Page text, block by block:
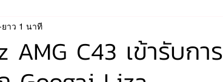
MASERATI
HONDA VOLKSWAGEN
AMG C43 เข้ารับการ
ยาว 1 นาที